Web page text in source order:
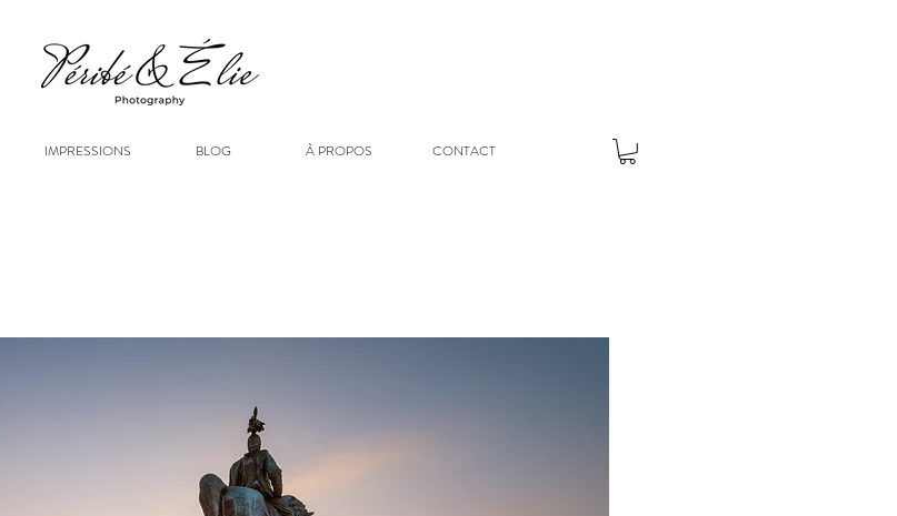
IMPRESSIONS BLOG À PROPOS CONTACT